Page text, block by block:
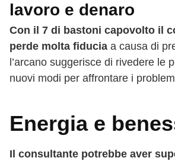
lavoro e denaro
Con il 7 di bastoni capovolto il
perde molta fiducia a causa di
l’arcano suggerisce di rivedere le
nuovi modi per affrontare i
Energia e
Il consultante potrebbe aver